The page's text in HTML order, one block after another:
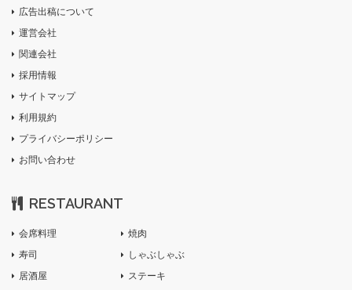
広告出稿について
運営会社
関連会社
採用情報
サイトマップ
利用規約
プライバシーポリシー
お問い合わせ
RESTAURANT
会席料理
寿司
居酒屋
焼肉
しゃぶしゃぶ
ステーキ